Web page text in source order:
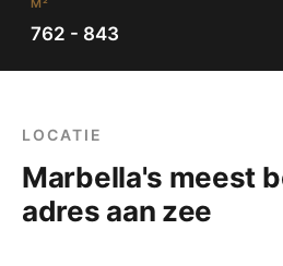
M²
762 - 843
LOCATIE
Marbella's meest
adres aan zee